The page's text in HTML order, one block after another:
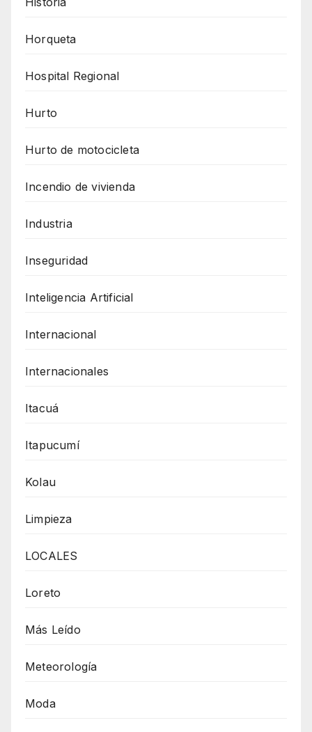
Horqueta
Hospital Regional
Hurto
Hurto de motocicleta
Incendio de vivienda
Industria
Inseguridad
Inteligencia Artificial
Internacional
Internacionales
Itacuá
Itapucumí
Kolau
Limpieza
LOCALES
Loreto
Más Leído
Meteorología
Moda